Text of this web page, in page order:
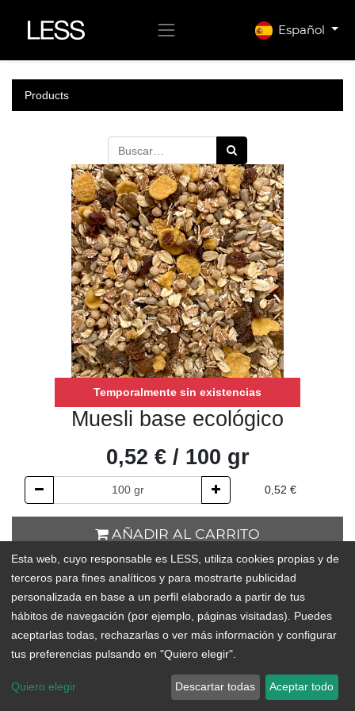
Español
Products
Temporalmente sin existencias
Muesli base ecológico
0,52 € / 100 gr
0,52 €
AÑADIR AL CARRITO
Temporalmente sin existencias
Add to Wishlist
Combinación de copos de avena, semillas, arroz inflado, copos
de maíz y pasas. Saciante y versátil, se puede combinar con
leche, bebida vegetal o yogurt y fruta para un desayuno
completo, cargado de fibra y nutrientes.
Esta web, cuyo responsable es LESS, utiliza cookies propias y de
terceros para fines analíticos y para mostrarte publicidad
personalizada en base a un perfil elaborado a partir de tus
hábitos de navegación (por ejemplo, páginas visitadas). Puedes
aceptarlas todas, rechazarlas o ver más información y configurar
tus preferencias pulsando en "Quiero elegir".
Quiero elegir Descartar todas Aceptar todo